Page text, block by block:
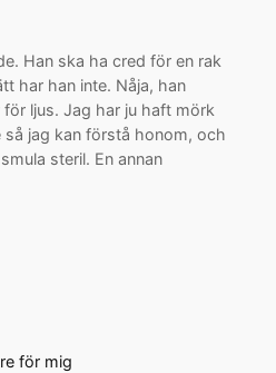
Han ska ha cred för en rak
har han inte. Nåja, han
ljus. Jag har ju haft mörk
så jag kan förstå honom, och
steril. En annan
för mig